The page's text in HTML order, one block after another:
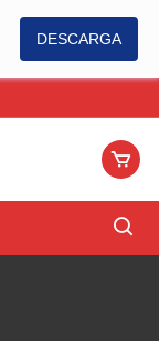
DESCARGA